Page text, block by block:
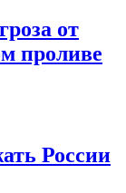
от
проливе
России